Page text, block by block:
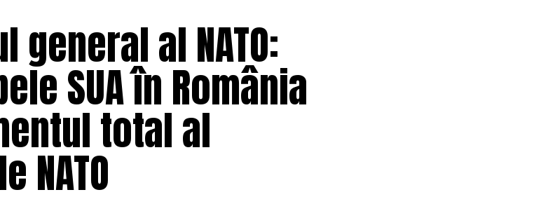
al NATO:
SUA în România
total al
NATO